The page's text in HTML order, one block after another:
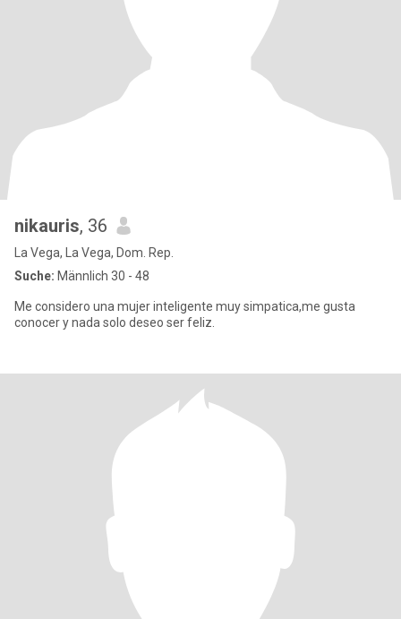
nikauris, 36
La Vega, La Vega, Dom. Rep.
Suche: Männlich 30 - 48
Me considero una mujer inteligente muy simpatica,me gusta
conocer y nada solo deseo ser feliz.